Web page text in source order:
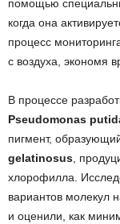
помощью
когда она
процесс
с воздуха, экономя
В процессе
Pseudomonas
пигмент,
gelatinosus ,
хлорофилла.
вариантов молекул
и оценили, как